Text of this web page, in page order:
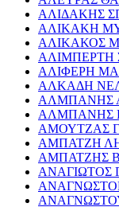
ΑΛΙΔΑΚΗΣ
ΑΛΙΚΑΚΗ
ΑΛΙΚΑΚΟΣ
ΑΛΙΜΠΕΡΤΗ
ΑΛΙΦΕΡΗ
ΑΛΚΑΔΗ
ΑΛΜΠΑΝΗΣ
ΑΛΜΠΑΝΗΣ
ΑΜΟΥΤΖΑΣ
ΑΜΠΑΤΖΗ
ΑΜΠΑΤΖΗΣ
ΑΝΑΓΙΩΤΟΣ